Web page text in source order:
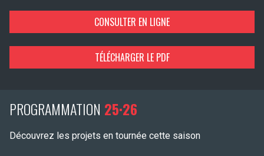
CONSULTER EN LIGNE
TÉLÉCHARGER LE PDF
PROGRAMMATION 25·26
Découvrez les projets en tournée cette saison